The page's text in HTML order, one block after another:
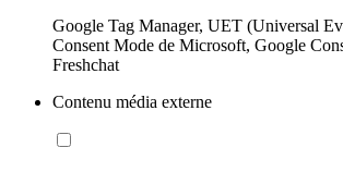
Google Tag Manager, UET (Universal
Consent Mode de Microsoft, Google
Freshchat
Contenu média externe